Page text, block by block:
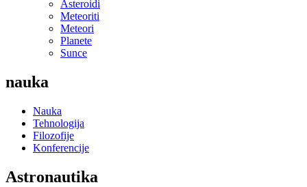
Asteroidi
Meteoriti
Meteori
Planete
Sunce
nauka
Nauka
Tehnologija
Filozofije
Konferencije
Astronautika